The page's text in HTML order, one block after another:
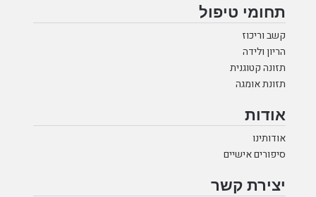
תחומי טיפול
קשב וריכוז
הריון ולידה
תזונה קטוגנית
תזונת אומגה
אודות
אודותינו
סיפורים אישיים
יצירת קשר